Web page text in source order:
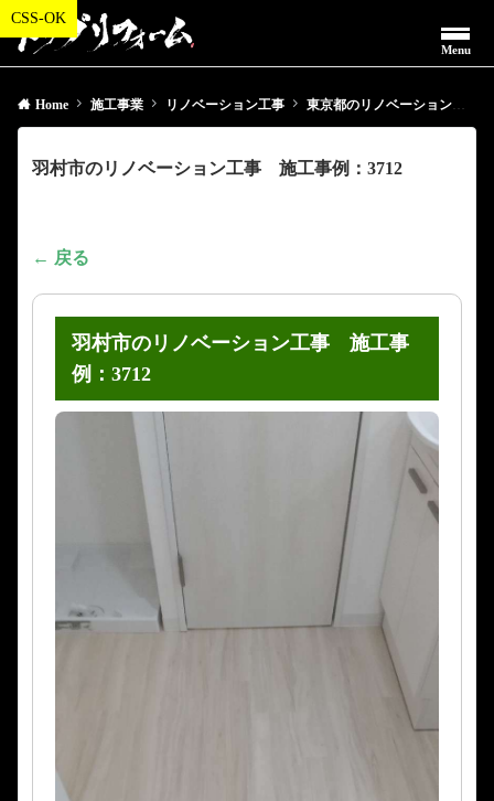
Menu
Home 施工事業 リノベーション工事 東京都のリノベーション工事
羽村市のリノベーション工事 施工事例：3712
← 戻る
羽村市のリノベーション工事 施工事
例：3712